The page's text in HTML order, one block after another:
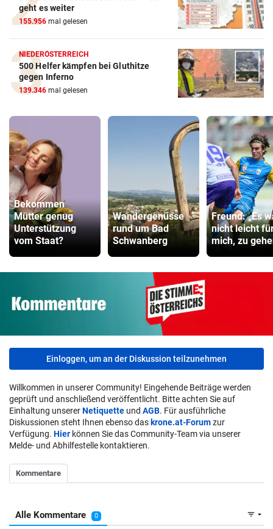
geht es weiter
155.956 mal gelesen
NIEDERÖSTERREICH
500 Helfer kämpfen bei Gluthitze
gegen Inferno
139.346 mal gelesen
Bekommen
Mütter genug
Unterstützung
vom Staat?
Wandergenüsse
rund um Bad
Schwanberg
Freund: „Es
nicht leicht
mich, zu
Einloggen, um an der Diskussion teilzunehmen
Willkommen in unserer Community! Eingehende Beiträge werden
geprüft und anschließend veröffentlicht. Bitte achten Sie auf
Einhaltung unsererNetiquette und AGB. Für ausführliche
Diskussionen steht Ihnen ebenso das krone.at-Forumzur
Verfügung. Hier können Sie das Community-Team via unserer
Melde- und Abhilfestelle kontaktieren.